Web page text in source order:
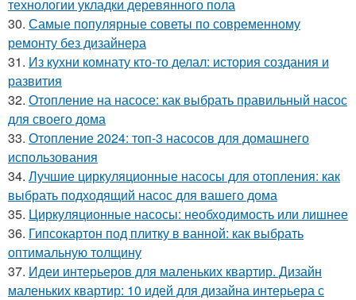
технологии укладки деревянного пола
30. Самые популярные советы по современному
ремонту без дизайнера
31. Из кухни комнату кто-то делал: история создания и
развития
32. Отопление на насосе: как выбрать правильный насос
для своего дома
33. Отопление 2024: топ-3 насосов для домашнего
использования
34. Лучшие циркуляционные насосы для отопления: как
выбрать подходящий насос для вашего дома
35. Циркуляционные насосы: необходимость или лишнее
36. Гипсокартон под плитку в ванной: как выбрать
оптимальную толщину
37. Идеи интерьеров для маленьких квартир. Дизайн
маленьких квартир: 10 идей для дизайна интерьера с